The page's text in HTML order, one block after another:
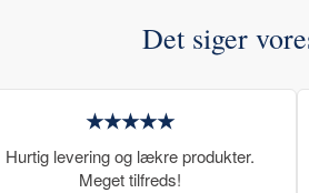
Det siger
★★★★★
Hurtig levering og lækre produkter.
Meget tilfreds!